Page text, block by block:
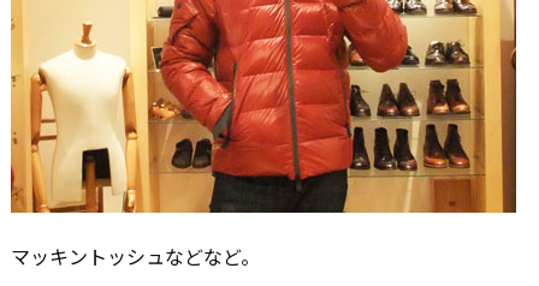
マッキントッシュなどなど。